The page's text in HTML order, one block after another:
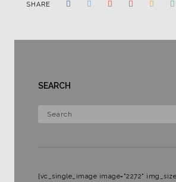
SHARE
SEARCH
[vc_single_image image="2272"